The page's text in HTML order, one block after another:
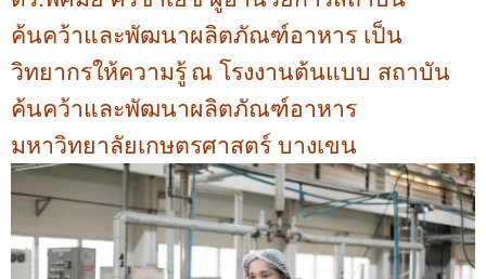
ค้นคว้าและพัฒนาผลิตภัณฑ์อาหาร เป็น
วิทยากรให้ความรู้ ณ โรงงานต้นแบบ สถาบัน
ค้นคว้าและพัฒนาผลิตภัณฑ์อาหาร
มหาวิทยาลัยเกษตรศาสตร์ บางเขน